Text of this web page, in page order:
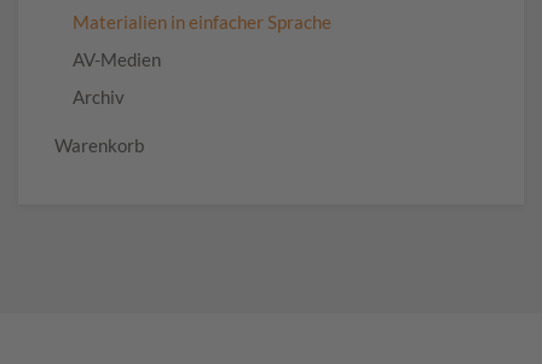
Materialien in einfacher Sprache
AV-Medien
Archiv
Warenkorb